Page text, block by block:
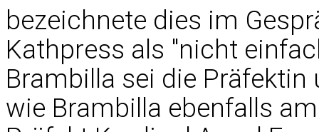
bezeichnete dies im
Kathpress als "nicht
Brambilla sei die Präfektin
wie Brambilla ebenfalls